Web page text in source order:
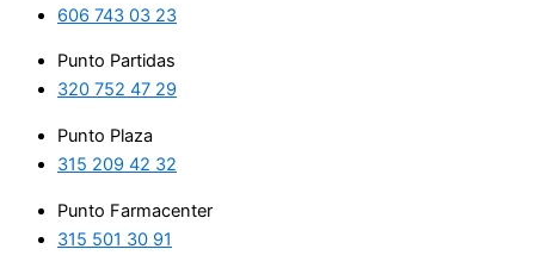
606 743 03 23
Punto Partidas
320 752 47 29
Punto Plaza
315 209 42 32
Punto Farmacenter
315 501 30 91